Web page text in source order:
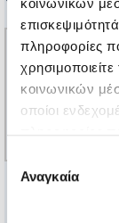
πληροφορίες
κοινωνικών
οποίοι
των υπηρεσιών
Επιλογή
συγκατάθεσης
Αναγκαία